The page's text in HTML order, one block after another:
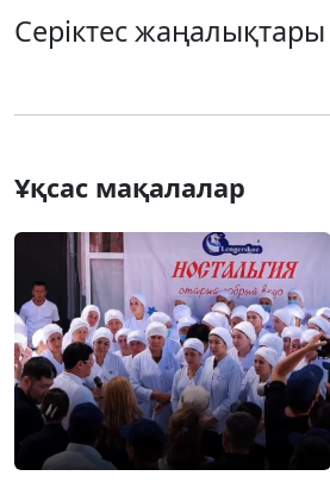
Серіктес жаңалықтары
Ұқсас мақалалар